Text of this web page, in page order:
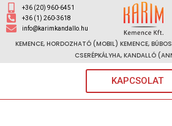
+36 (20) 960-6451
+36 (1) 260-3618
info@karimkandallo.hu
KEMENCE, HORDOZHATÓ (MOBIL) KEMENCE,
CSERÉPKÁLYHA, KANDALLÓ
KAPCSOLAT